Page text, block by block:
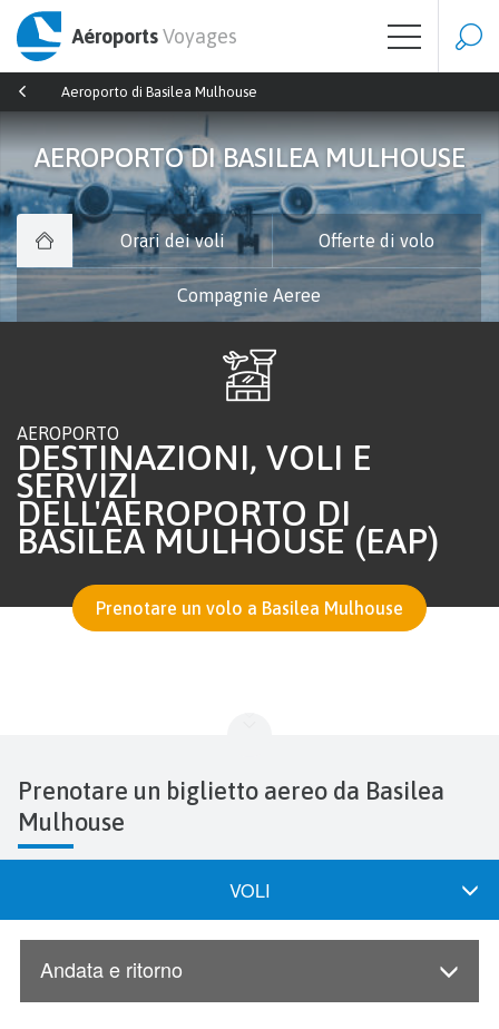
AéroportsVoyages
Aeroporto di Basilea Mulhouse
AEROPORTO DI BASILEA MULHOUSE
Orari dei voli Offerte di volo
Compagnie Aeree
AEROPORTO
DESTINAZIONI, VOLI E
SERVIZI
DELL'AEROPORTO DI
BASILEA MULHOUSE (EAP)
Prenotare un volo a Basilea Mulhouse
Prenotare un biglietto aereo da Basilea
Mulhouse